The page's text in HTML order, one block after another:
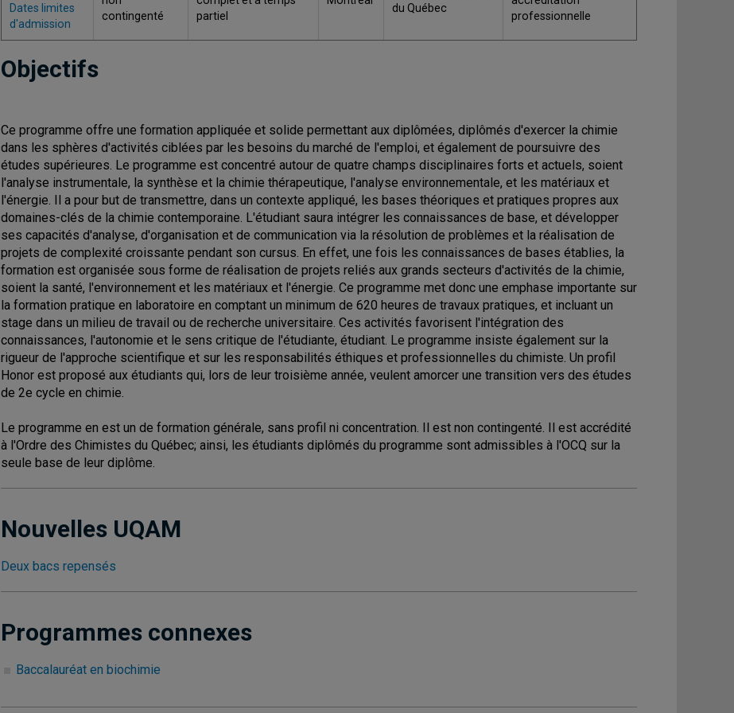
Dates limites
d'admission
contingenté
partiel
du Québec
professionnelle
Objectifs
Ce programme offre une formation appliquée et solide permettant aux diplômées, diplômés d'exercer la chimie
dans les sphères d'activités ciblées par les besoins du marché de l'emploi, et également de poursuivre des
études supérieures. Le programme est concentré autour de quatre champs disciplinaires forts et actuels, soient
l'analyse instrumentale, la synthèse et la chimie thérapeutique, l'analyse environnementale, et les matériaux et
l'énergie. Il a pour but de transmettre, dans un contexte appliqué, les bases théoriques et pratiques propres aux
domaines-clés de la chimie contemporaine. L'étudiant saura intégrer les connaissances de base, et développer
ses capacités d'analyse, d'organisation et de communication via la résolution de problèmes et la réalisation de
projets de complexité croissante pendant son cursus. En effet, une fois les connaissances de bases établies, la
formation est organisée sous forme de réalisation de projets reliés aux grands secteurs d'activités de la chimie,
soient la santé, l'environnement et les matériaux et l'énergie. Ce programme met donc une emphase importante sur
la formation pratique en laboratoire en comptant un minimum de 620 heures de travaux pratiques, et incluant un
stage dans un milieu de travail ou de recherche universitaire. Ces activités favorisent l'intégration des
connaissances, l'autonomie et le sens critique de l'étudiante, étudiant. Le programme insiste également sur la
rigueur de l'approche scientifique et sur les responsabilités éthiques et professionnelles du chimiste. Un profil
Honor est proposé aux étudiants qui, lors de leur troisième année, veulent amorcer une transition vers des études
de 2e cycle en chimie.
Le programme en est un de formation générale, sans profil ni concentration. Il est non contingenté. Il est accrédité
à l'Ordre des Chimistes du Québec; ainsi, les étudiants diplômés du programme sont admissibles à l'OCQ sur la
seule base de leur diplôme.
Nouvelles UQAM
Deux bacs repensés
Programmes connexes
Baccalauréat en biochimie